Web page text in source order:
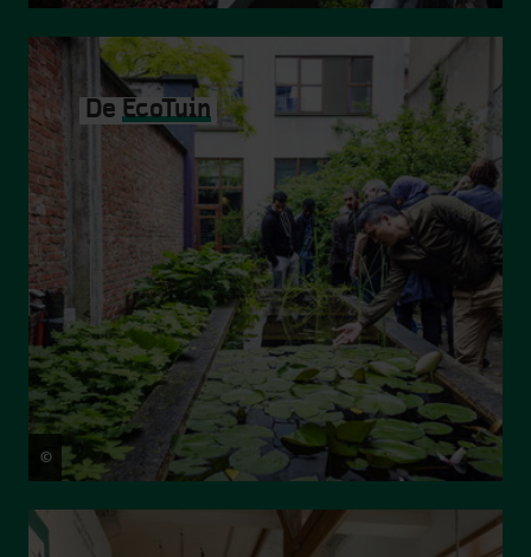
De EcoTuin
© Victoriano Moreno